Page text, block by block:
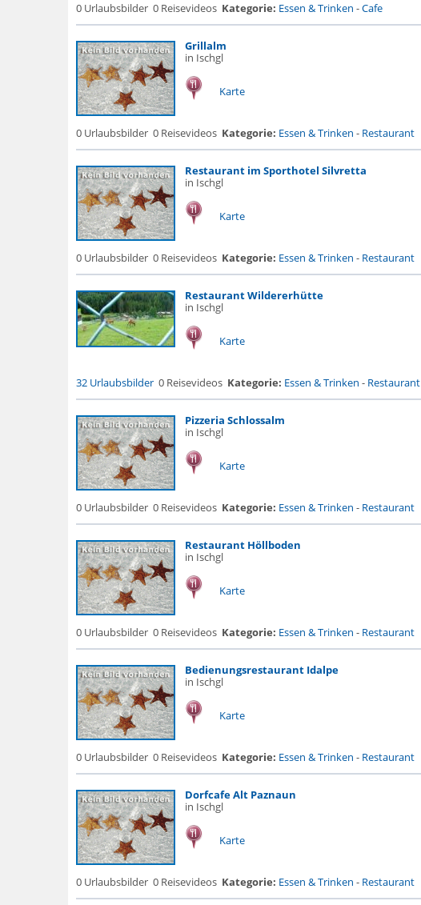
0 Urlaubsbilder 0 Reisevideos Kategorie: Essen & Trinken -Cafe
Grillalm
in Ischgl
Karte
0 Urlaubsbilder 0 Reisevideos Kategorie: Essen & Trinken - Restaurant
Restaurant im Sporthotel Silvretta
in Ischgl
Karte
0 Urlaubsbilder 0 Reisevideos Kategorie: Essen & Trinken - Restaurant
Restaurant Wildererhütte
in Ischgl
Karte
32 Urlaubsbilder 0 Reisevideos Kategorie: Essen & Trinken - Restaurant
Pizzeria Schlossalm
in Ischgl
Karte
0 Urlaubsbilder 0 Reisevideos Kategorie: Essen & Trinken - Restaurant
Restaurant Höllboden
in Ischgl
Karte
0 Urlaubsbilder 0 Reisevideos Kategorie: Essen & Trinken - Restaurant
Bedienungsrestaurant Idalpe
in Ischgl
Karte
0 Urlaubsbilder 0 Reisevideos Kategorie: Essen & Trinken - Restaurant
Dorfcafe Alt Paznaun
in Ischgl
Karte
0 Urlaubsbilder 0 Reisevideos Kategorie: Essen & Trinken - Restaurant